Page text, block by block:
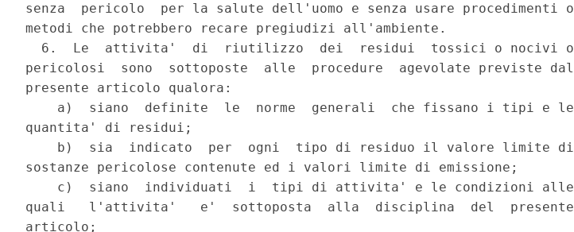
senza  pericolo  per la salute dell'uomo e senza usare procedimenti o
metodi che potrebbero recare pregiudizi all'ambiente.
  6.  Le  attivita'  di  riutilizzo  dei  residui  tossici o nocivi o
pericolosi  sono  sottoposte  alle  procedure  agevolate previste dal
presente articolo qualora:
    a)  siano  definite  le  norme  generali  che fissano i tipi e le
quantita' di residui;
    b)  sia  indicato  per  ogni  tipo di residuo il valore limite di
sostanze pericolose contenute ed i valori limite di emissione;
    c)  siano  individuati  i  tipi di attivita' e le condizioni alle
quali   l'attivita'   e'  sottoposta  alla  disciplina  del  presente
articolo;